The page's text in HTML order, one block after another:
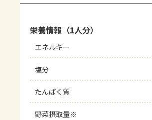
栄養情報（1人分）
エネルギー
塩分
たんぱく質
野菜摂取量※